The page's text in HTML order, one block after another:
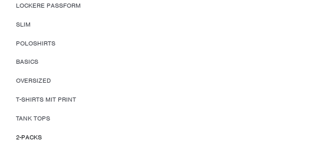
LOCKERE PASSFORM
SLIM
POLOSHIRTS
BASICS
OVERSIZED
T-SHIRTS MIT PRINT
TANK TOPS
2-PACKS